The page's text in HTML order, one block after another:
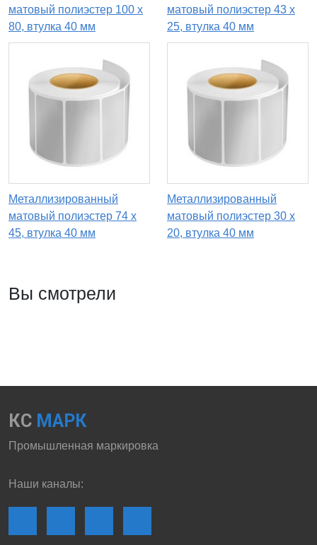
матовый полиэстер 100 x
80, втулка 40 мм
матовый полиэстер 43 x
25, втулка 40 мм
Металлизированный
матовый полиэстер 74 x
45, втулка 40 мм
Металлизированный
матовый полиэстер 30 x
20, втулка 40 мм
Вы смотрели
КС МАРК
Промышленная маркировка
Наши каналы: